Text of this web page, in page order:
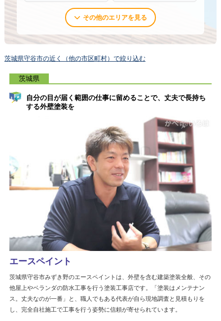
その他のエリアを見る
茨城県守谷市の近く（他の市区町村）で絞り込む
茨城県
自分の目が届く範囲の仕事に留めることで、丈夫で長持ち
する外壁塗装を
エースペイント
茨城県守谷市みずき野のエースペイントは、外壁を含む建築塗装全般、その
他屋上やベランダの防水工事を行う塗装工事店です。「塗装はメンテナン
ス。丈夫なのが一番」と、職人でもある代表が自ら現地調査と見積もりを
し、完全自社施工で工事を行う姿勢に信頼が寄せられています。